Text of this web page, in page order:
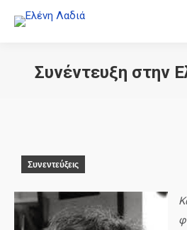
Συνέντευξη στην
Συνεντεύξεις